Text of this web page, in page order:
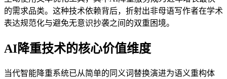
的需求品类。这种技术依赖背后，折射出非母语写作者在学术
表达规范化与避免无意识抄袭之间的双重困境。
AI降重技术的核心价值维度
当代智能降重系统已从简单的同义词替换演进为语义重构体